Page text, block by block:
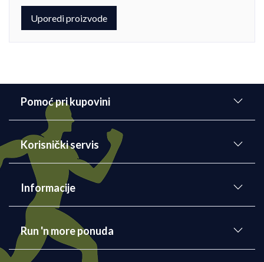
Uporedi proizvode
Pomoć pri kupovini
Korisnički servis
Informacije
Run 'n more ponuda